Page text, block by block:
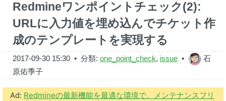
Redmineワンポイントチェック(2):
URLに入力値を埋め込んでチケット作
成のテンプレートを実現する
2017-09-30 15:30 • 分類: one_point_check, issue •
石
原佑季子
Ad: Redmineの最新機能を最適な環境で。メンテナンスフリ